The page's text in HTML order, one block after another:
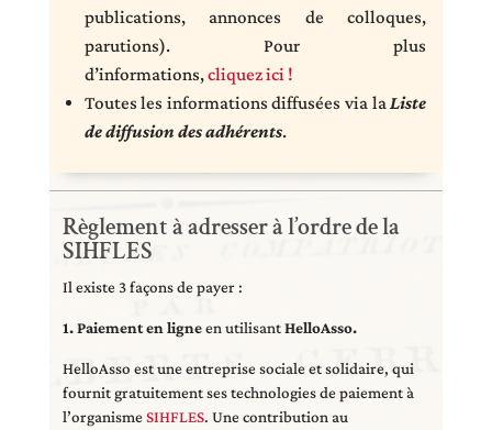
publications, annonces de colloques,
parutions). Pour plus
d’informations,cliquez ici !
Toutes les informations diffusées via la Liste
de diffusion des adhérents.
Règlement à adresser à l’ordre de la
SIHFLES
Il existe 3 façons de payer :
1. Paiement en ligneen utilisantHelloAsso.
HelloAsso est une entreprise sociale et solidaire, qui
fournit gratuitement ses technologies de paiement à
l’organismeSIHFLES. Une contribution au